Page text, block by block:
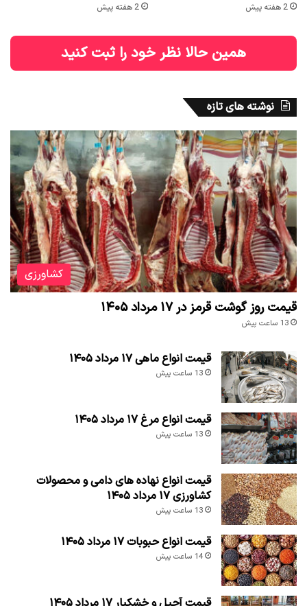
2 هفته پیش 2 هفته پیش
همین حالا نظر خود را ثبت کنید
نوشته های تازه
کشاورزی
قیمت روز گوشت قرمز در ۱۷ مرداد ۱۴۰۵
13 ساعت پیش
قیمت انواع ماهی ۱۷ مرداد ۱۴۰۵
13 ساعت پیش
قیمت انواع مرغ ۱۷ مرداد ۱۴۰۵
13 ساعت پیش
قیمت انواع نهاده های دامی و محصولات
کشاورزی ۱۷ مرداد ۱۴۰۵
13 ساعت پیش
قیمت انواع حبوبات ۱۷ مرداد ۱۴۰۵
14 ساعت پیش